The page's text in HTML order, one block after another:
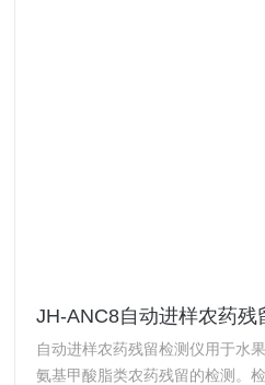
JH-ANC8自动进样农药残
自动进样农药残留检测仪用于水
氨基甲酸脂类农药残留的检测。